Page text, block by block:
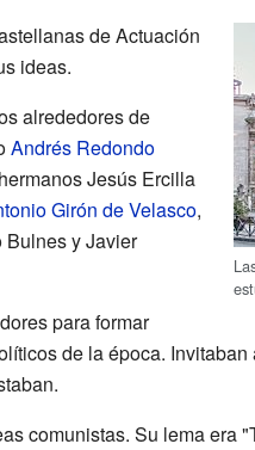
de Actuación
ideas.
alrededores de
Andrés Redondo
Jesús Ercilla
Girón de Velasco,
y Javier
para formar
de la época.
comunistas. Su lema era